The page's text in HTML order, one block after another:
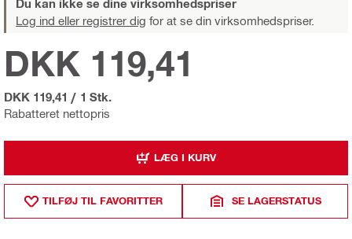
Log ind eller registrer dig for at se din virksomhedspriser.
Rabatteret nettopris
DKK 119,41
DKK 119,41 / 1 Stk.
LÆG I KURV
TILFØJ TIL FAVORITTER SE LAGERSTATUS